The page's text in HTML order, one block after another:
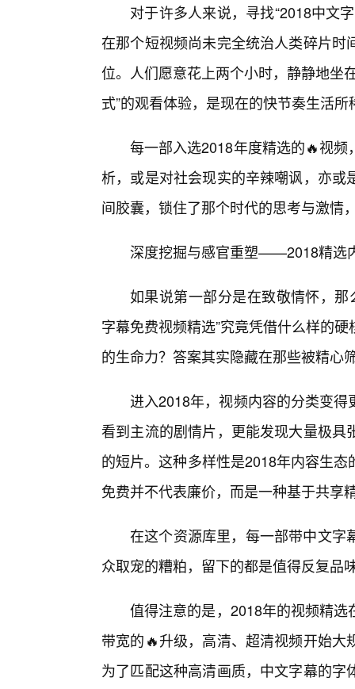
对于许多人来说，寻找“2018中文
在那个短视频尚未完全统治人类碎片
位。人们愿意花上两个小时，静静地坐
式”的观看体验，是现在的快节奏生活所
每一部入选2018年度精选的🔥视
析，或是对社会现实的辛辣嘲讽，亦
间胶囊，锁住了那个时代的思考与激情
深度挖掘与感官重塑——2018精选
如果说第一部分是在致敬情怀，
字幕免费视频精选”究竟凭借什么样的
的生命力？答案其实隐藏在那些被精心
进入2018年，视频内容的分类变
看到主流的剧情片，更能发现大量极
的短片。这种多样性是2018年内容生
免费并不代表廉价，而是一种基于共享
在这个资源库里，每一部带中文字
众取宠的糟粕，留下的都是值得反复品
值得注意的是，2018年的视频精
带宽的🔥升级，高清、超清视频开始
为了匹配这种高清画质，中文字幕的